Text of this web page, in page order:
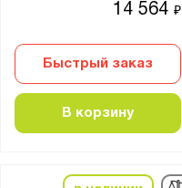
14 564₽
Быстрый заказ
В корзину